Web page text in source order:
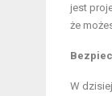
jest
że
W